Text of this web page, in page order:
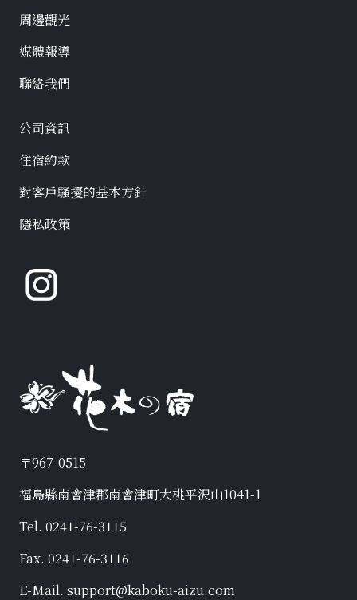
周邊觀光
媒體報導
聯絡我們
公司資訊
住宿約款
對客戶騷擾的基本方針
隱私政策
〒967-0515
福島縣南會津郡南會津町大桃平沢山1041-1
Tel. 0241-76-3115
Fax. 0241-76-3116
E-Mail. support@kaboku-aizu.com